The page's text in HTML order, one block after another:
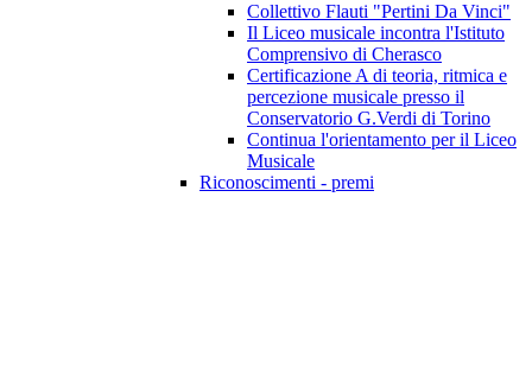
Collettivo Flauti "Pertini Da Vinci"
Il Liceo musicale incontra l'Istituto
Comprensivo di Cherasco
Certificazione A di teoria, ritmica e
percezione musicale presso il
Conservatorio G.Verdi di Torino
Continua l'orientamento per il Liceo
Musicale
Riconoscimenti - premi